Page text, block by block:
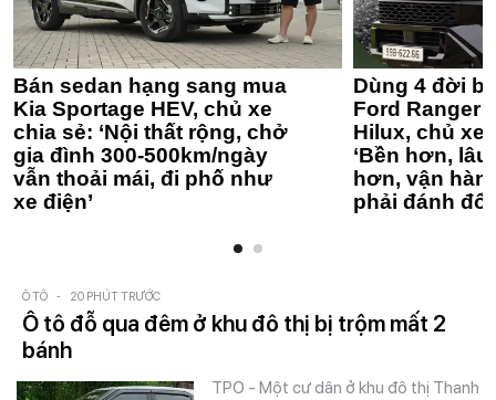
Bán sedan hạng sang mua
Kia Sportage HEV, chủ xe
chia sẻ: ‘Nội thất rộng, chở
gia đình 300-500km/ngày
vẫn thoải mái, đi phố như
xe điện’
Dùng 4 đời
Ford Ranger
Hilux, chủ xe
‘Bền hơn,
hơn, vận
phải đánh
Ô TÔ - 20 PHÚT TRƯỚC
Ô tô đỗ qua đêm ở khu đô thị bị trộm mất 2
bánh
TPO - Một cư dân ở khu đô thị Thanh